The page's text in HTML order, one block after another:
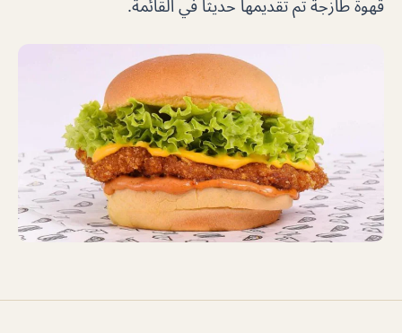
قهوة طازجة تم تقديمها حديثًا في القائمة.